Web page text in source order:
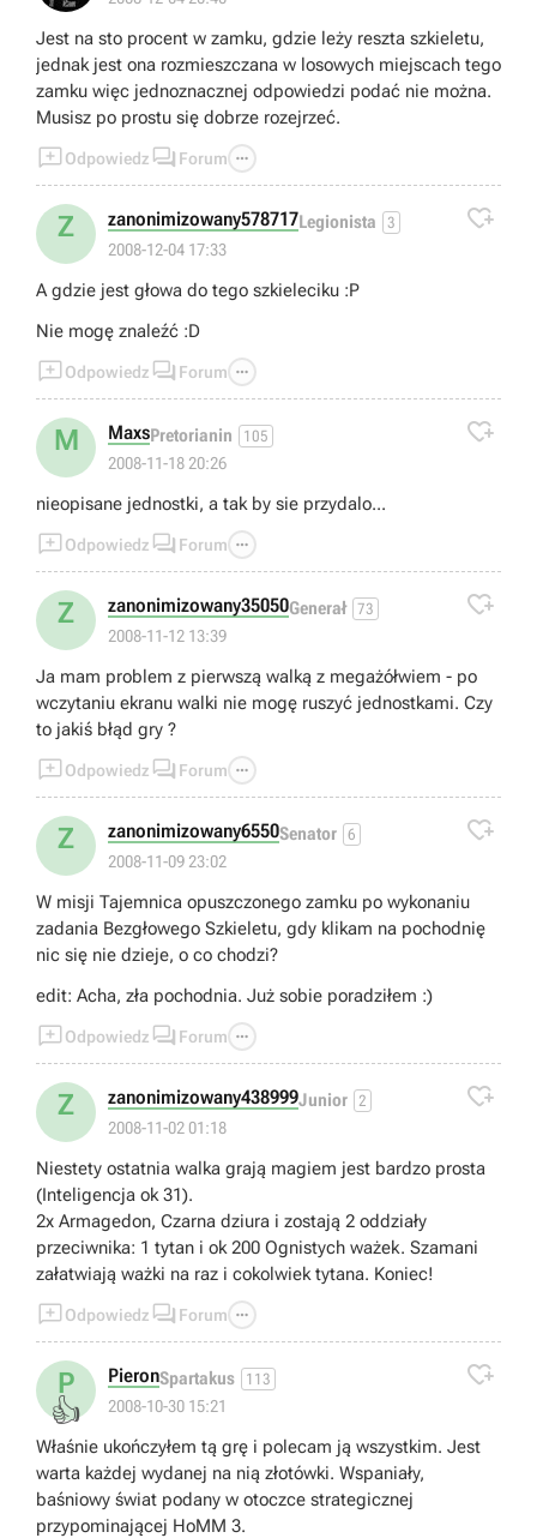
Jest na sto procent w zamku, gdzie leży reszta szkieletu,
jednak jest ona rozmieszczana w losowych miejscach tego
zamku więc jednoznacznej odpowiedzi podać nie można.
Musisz po prostu się dobrze rozejrzeć.
Odpowiedz  Forum 
Z zanonimizowany578717Legionista 3
2008-12-04 17:33

A gdzie jest głowa do tego szkieleciku :P
Nie mogę znaleźć :D
Odpowiedz  Forum 
M MaxsPretorianin 105
2008-11-18 20:26

nieopisane jednostki, a tak by sie przydalo...
Odpowiedz  Forum 
Z zanonimizowany35050Generał 73
2008-11-12 13:39

Ja mam problem z pierwszą walką z megażółwiem - po
wczytaniu ekranu walki nie mogę ruszyć jednostkami. Czy
to jakiś błąd gry ?
Odpowiedz  Forum 
Z zanonimizowany6550Senator 6
2008-11-09 23:02

W misji Tajemnica opuszczonego zamku po wykonaniu
zadania Bezgłowego Szkieletu, gdy klikam na pochodnię
nic się nie dzieje, o co chodzi?
edit: Acha, zła pochodnia. Już sobie poradziłem :)
Odpowiedz  Forum 
Z zanonimizowany438999Junior 2
2008-11-02 01:18

Niestety ostatnia walka grają magiem jest bardzo prosta
(Inteligencja ok 31).
2x Armagedon, Czarna dziura i zostają 2 oddziały
przeciwnika: 1 tytan i ok 200 Ognistych ważek. Szamani
załatwiają ważki na raz i cokolwiek tytana. Koniec!
Odpowiedz  Forum 
P
👍
PieronSpartakus 113
2008-10-30 15:21

Właśnie ukończyłem tą grę i polecam ją wszystkim. Jest
warta każdej wydanej na nią złotówki. Wspaniały,
baśniowy świat podany w otoczce strategicznej
przypominającej HoMM 3.